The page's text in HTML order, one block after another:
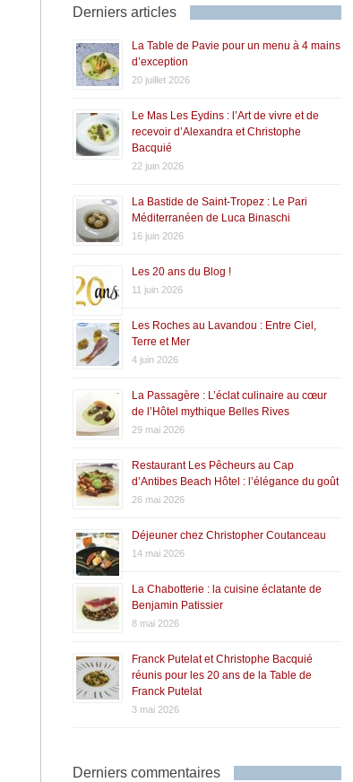
Derniers articles
La Table de Pavie pour un menu à 4 mains
d’exception
20 juillet 2026
Le Mas Les Eydins : l’Art de vivre et de
recevoir d’Alexandra et Christophe
Bacquié
22 juin 2026
La Bastide de Saint-Tropez : Le Pari
Méditerranéen de Luca Binaschi
16 juin 2026
Les 20 ans du Blog !
11 juin 2026
Les Roches au Lavandou : Entre Ciel,
Terre et Mer
4 juin 2026
La Passagère : L’éclat culinaire au cœur
de l’Hôtel mythique Belles Rives
29 mai 2026
Restaurant Les Pêcheurs au Cap
d’Antibes Beach Hôtel : l’élégance du goût
26 mai 2026
Déjeuner chez Christopher Coutanceau
14 mai 2026
La Chabotterie : la cuisine éclatante de
Benjamin Patissier
8 mai 2026
Franck Putelat et Christophe Bacquié
réunis pour les 20 ans de la Table de
Franck Putelat
3 mai 2026
Derniers commentaires